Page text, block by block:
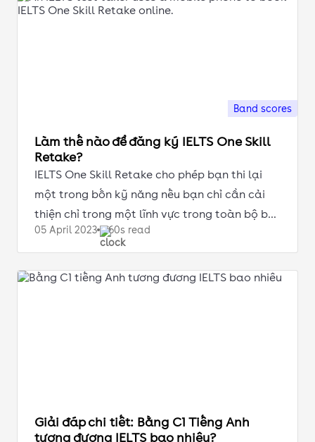
Band scores
Làm thế nào để đăng ký IELTS One Skill
Retake?
IELTS One Skill Retake cho phép bạn thi lại
một trong bốn kỹ năng nếu bạn chỉ cần cải
thiện chỉ trong một lĩnh vực trong toàn bộ bài
thi IELTS.
05 April 2023 60s read
Giải đáp chi tiết: Bằng C1 Tiếng Anh
tương đương IELTS bao nhiêu?